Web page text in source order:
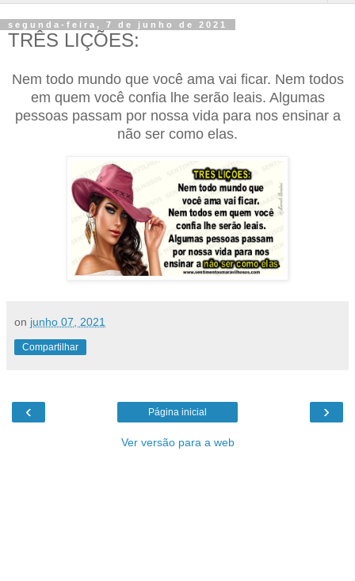
segunda-feira, 7 de junho de 2021
TRÊS LIÇÕES:
Nem todo mundo que você ama vai ficar. Nem todos
em quem você confia lhe serão leais. Algumas
pessoas passam por nossa vida para nos ensinar a
não ser como elas.
on junho 07, 2021
Compartilhar
‹ ›
Página inicial
Ver versão para a web